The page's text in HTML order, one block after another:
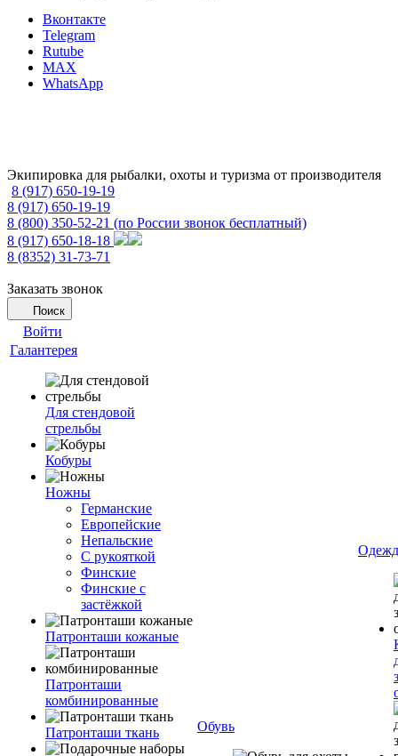
Вконтакте
Telegram
Rutube
MAX
WhatsApp
Экипировка для рыбалки, охоты и туризма от производителя
8 (917) 650-19-19
8 (917) 650-19-19
8 (800) 350-52-21 (по России звонок бесплатный)
8 (917) 650-18-18
8 (8352) 31-73-71
Заказать звонок
Поиск
Войти
Галантерея
Для стендовой
стрельбы
Кобуры
Ножны
Германские
Европейские
Непальские
С рукояткой
Финские
Финские с
застёжкой
Патронташи кожаные
Патронташи
комбинированные
Патронташи ткань Обувь